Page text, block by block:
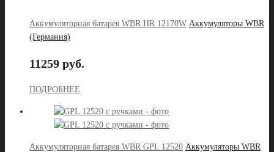
Аккумуляторная батарея WBR HR 12170W Аккумуляторы WBR
(Германия)
11259 руб.
ПОДРОБНЕЕ
Аккумуляторная батарея WBR GPL 12520 Аккумуляторы WBR